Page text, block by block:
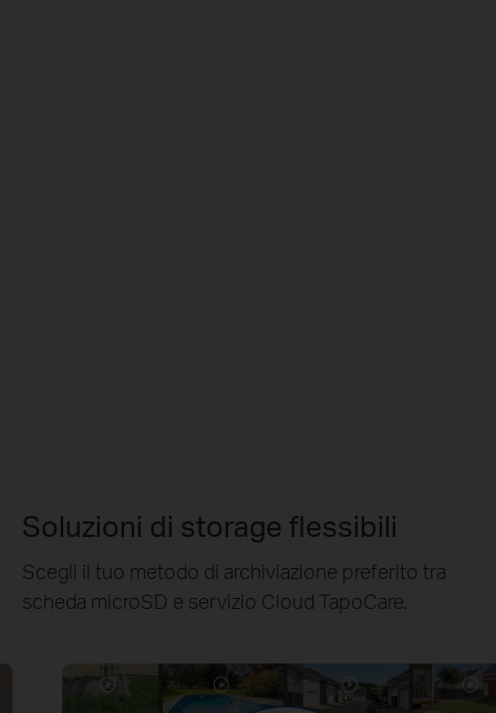
Soluzioni di storage flessibili
Scegli il tuo metodo di archiviazione preferito tra
scheda microSD e servizio Cloud TapoCare.